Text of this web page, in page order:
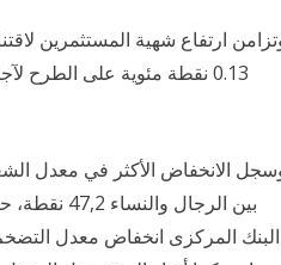
ارتفاع شهية المستثمرين